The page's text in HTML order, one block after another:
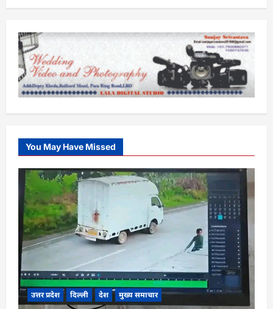
You May Have Missed
उत्तर प्रदेश दिल्ली देश मुख्य समाचार